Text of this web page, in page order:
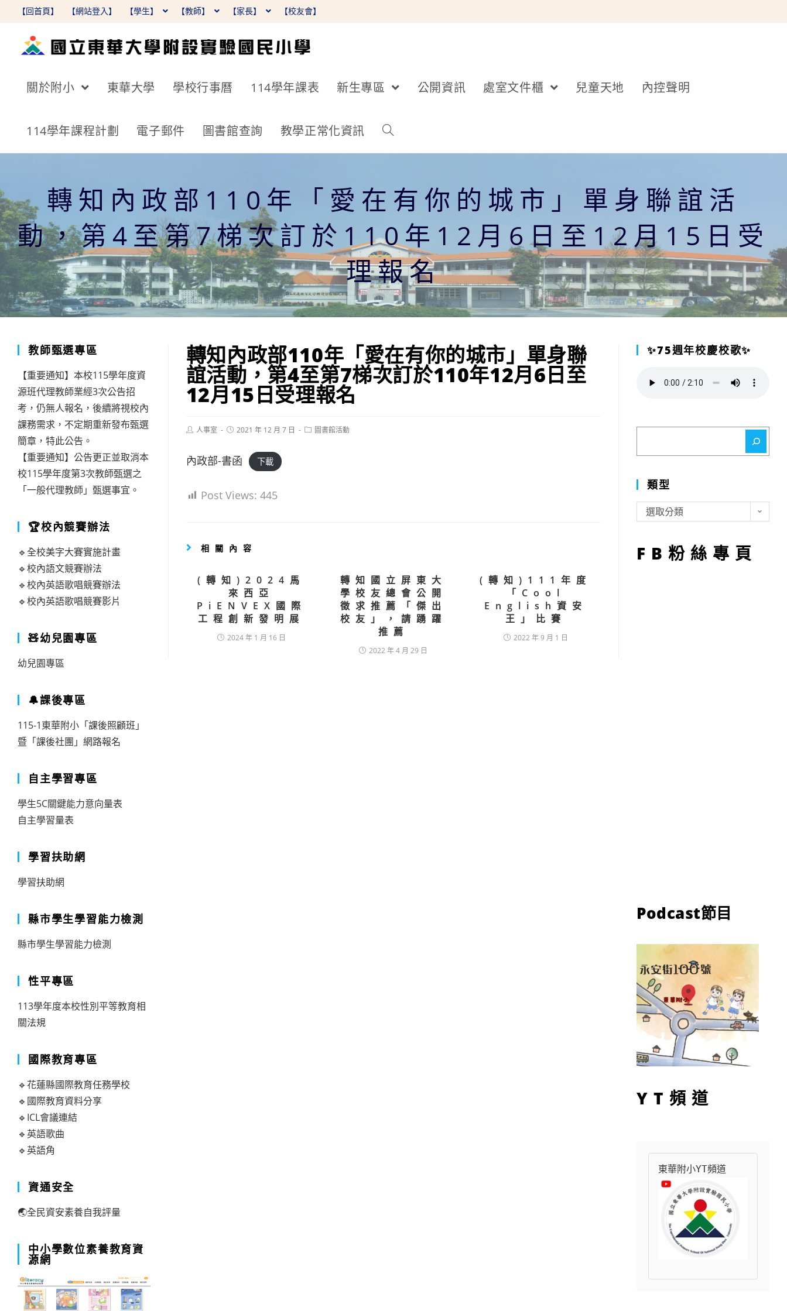
【回首頁】 【網站登入】 【學生】 【教師】 【家長】 【校友會】
關於附小 東華大學 學校行事曆 114學年課表 新生專區 公開資訊 處室文件櫃 兒童天地 內控聲明
114學年課程計劃 電子郵件 圖書館查詢 教學正常化資訊
轉知內政部110年「愛在有你的城市」單身聯誼活
動，第4至第7梯次訂於110年12月6日至12月15日受
理報名
轉知內政部110年「愛在有你的城市」單身聯
誼活動，第4至第7梯次訂於110年12月6日至
12月15日受理報名
Post人事室
Post2021 年 12 月 7 日
Post圖書館活動
內政部-書函 下載
Post Views: 445
相關內容
(轉知)2024馬
來西亞
PiENVEX國際
工程創新發明展
2024 年 1 月 16 日
轉知國立屏東大
學校友總會公開
徵求推薦「傑出
校友」，請踴躍
推薦
2022 年 4 月 29 日
(轉知)111年度
「Cool
English資安
王」比賽
2022 年 9 月 1 日
教師甄選專區
【重要通知】本校115學年度資
源班代理教師業經3次公告招
考，仍無人報名，後續將視校內
課務需求，不定期重新發布甄選
簡章，特此公告。
【重要通知】公告更正並取消本
校115學年度第3次教師甄選之
「一般代理教師」甄選事宜。
🏆校內競賽辦法
🔹全校美字大賽實施計畫
🔹校內語文競賽辦法
🔹校內英語歌唱競賽辦法
🔹校內英語歌唱競賽影片
🧸幼兒園專區
幼兒園專區
🔔課後專區
115-1東華附小「課後照顧班」
暨「課後社團」網路報名
自主學習專區
學生5C關鍵能力意向量表
自主學習量表
學習扶助網
學習扶助網
縣市學生學習能力檢測
縣市學生學習能力檢測
性平專區
113學年度本校性別平等教育相
關法規
國際教育專區
🔹花蓮縣國際教育任務學校
🔹國際教育資料分享
🔹ICL會議連結
🔹英語歌曲
🔹英語角
資通安全
🌏全民資安素養自我評量
中小學數位素養教育資
源網
✨75週年校慶校歌✨
類型
型
選取分類
FB粉絲專頁
Podcast節目
YT頻道
東華附小YT頻道